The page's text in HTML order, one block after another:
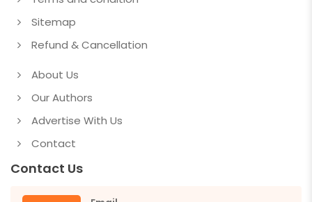
Sitemap
Refund & Cancellation
About Us
Our Authors
Advertise With Us
Contact
Contact Us